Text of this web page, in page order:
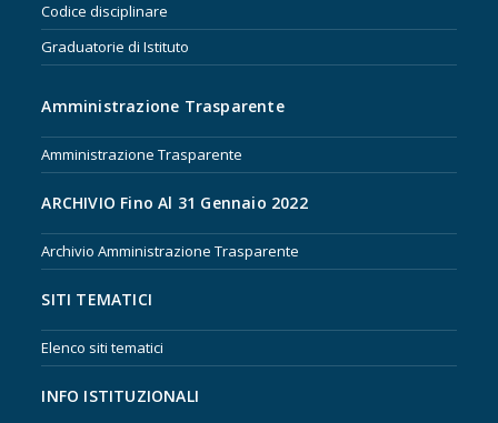
Codice disciplinare
Graduatorie di Istituto
Amministrazione Trasparente
Amministrazione Trasparente
ARCHIVIO Fino Al 31 Gennaio 2022
Archivio Amministrazione Trasparente
SITI TEMATICI
Elenco siti tematici
INFO ISTITUZIONALI